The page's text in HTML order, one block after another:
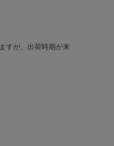
すが、出荷時期が来